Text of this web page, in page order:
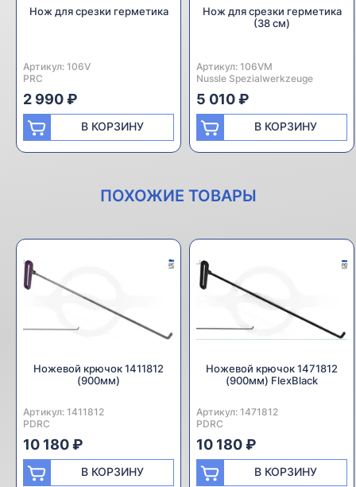
Нож для срезки герметика
Артикул: 106V
Производитель:
PRC
2 990 ₽
В КОРЗИНУ
Нож для срезки герметика
(38 см)
Артикул: 106VM
Производитель:
Nussle Spezialwerkzeuge
5 010 ₽
В КОРЗИНУ
ПОХОЖИЕ ТОВАРЫ
Ножевой крючок 1411812
(900мм)
Артикул: 1411812
Производитель:
PDRC
10 180 ₽
В КОРЗИНУ
Ножевой крючок 1471812
(900мм) FlexBlack
Артикул: 1471812
Производитель:
PDRC
10 180 ₽
В КОРЗИНУ